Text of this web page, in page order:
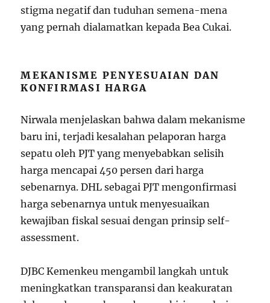
stigma negatif dan tuduhan semena-mena
yang pernah dialamatkan kepada Bea Cukai.
MEKANISME PENYESUAIAN DAN
KONFIRMASI HARGA
Nirwala menjelaskan bahwa dalam mekanisme
baru ini, terjadi kesalahan pelaporan harga
sepatu oleh PJT yang menyebabkan selisih
harga mencapai 450 persen dari harga
sebenarnya. DHL sebagai PJT mengonfirmasi
harga sebenarnya untuk menyesuaikan
kewajiban fiskal sesuai dengan prinsip self-
assessment.
DJBC Kemenkeu mengambil langkah untuk
meningkatkan transparansi dan keakuratan